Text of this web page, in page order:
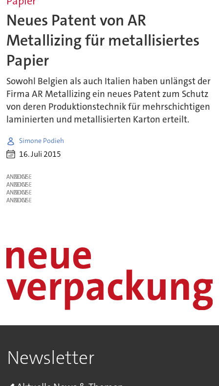
Neues Patent von AR
Metallizing für metallisiertes
Papier
Sowohl Belgien als auch Italien haben unlängst der
Firma AR Metallizing ein neues Patent zum Schutz
von deren Produktionstechnik für mehrschichtigen
laminierten und metallisierten Karton erteilt.
Simone Podieh
16. Juli 2015
ANZEIGE
ANZEIGE
ANZEIGE
ANZEIGE
Newsletter